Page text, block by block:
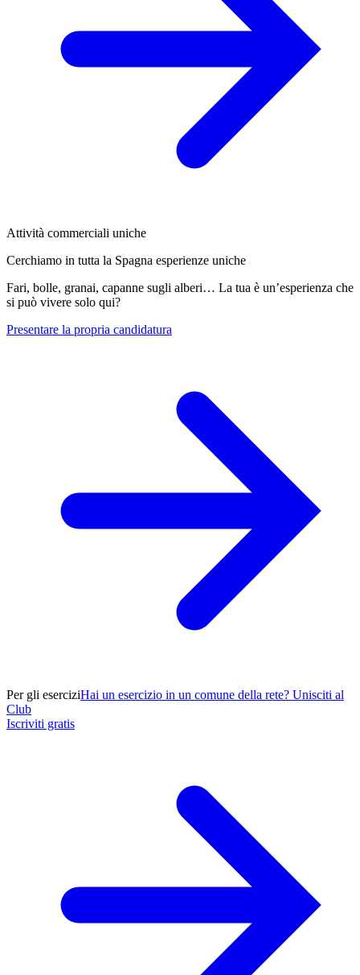
Attività commerciali uniche
Cerchiamo in tutta la Spagna esperienze uniche
Fari, bolle, granai, capanne sugli alberi… La tua è un’esperienza che
si può vivere solo qui?
Presentare la propria candidatura
Per gli eserciziHai un esercizio in un comune della rete? Unisciti al
Club
Iscriviti gratis